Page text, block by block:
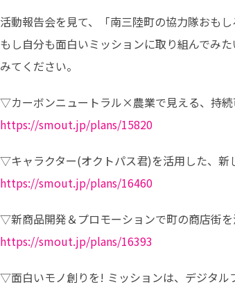
活動報告会を見て、「南三陸町の協力隊おも
もし自分も面白いミッションに取り組んでみ
みてください。
https://smout.jp/plans/15820
https://smout.jp/plans/16460
https://smout.jp/plans/16393